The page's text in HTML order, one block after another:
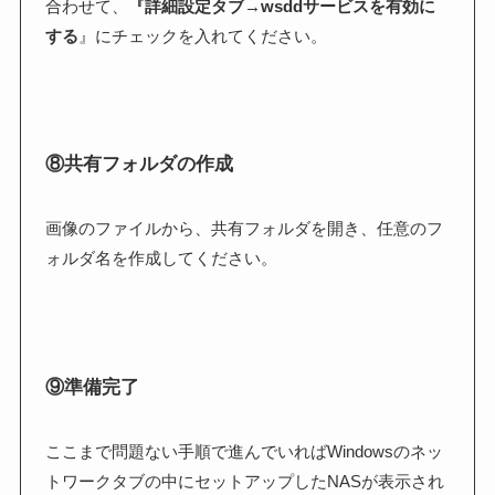
合わせて、
『詳細設定タブ→wsddサービスを有効に
する 』にチェックを入れてください。
⑧共有フォルダの作成
画像のファイルから、共有フォルダを開き、任意のフ
ォルダ名を作成してください。
⑨準備完了
ここまで問題ない手順で進んでいればWindowsのネッ
トワークタブの中にセットアップしたNASが表示され